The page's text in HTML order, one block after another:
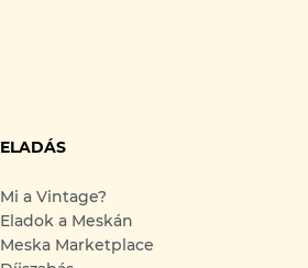
ELADÁS
Mi a Vintage?
Eladok a Meskán
Meska Marketplace